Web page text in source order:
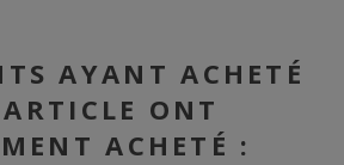
AYANT ACHETÉ
ONT
ACHETÉ :